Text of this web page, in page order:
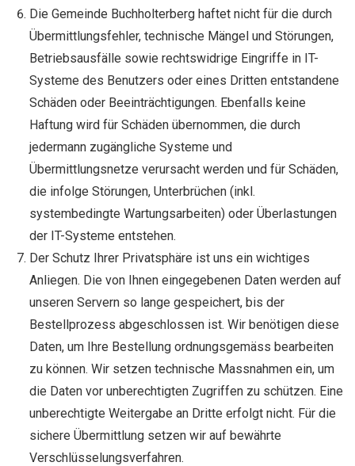
Die Gemeinde Buchholterberg haftet nicht für die durch
Übermittlungsfehler, technische Mängel und Störungen,
Betriebsausfälle sowie rechtswidrige Eingriffe in IT-
Systeme des Benutzers oder eines Dritten entstandene
Schäden oder Beeinträchtigungen. Ebenfalls keine
Haftung wird für Schäden übernommen, die durch
jedermann zugängliche Systeme und
Übermittlungsnetze verursacht werden und für Schäden,
die infolge Störungen, Unterbrüchen (inkl.
systembedingte Wartungsarbeiten) oder Überlastungen
der IT-Systeme entstehen.
Der Schutz Ihrer Privatsphäre ist uns ein wichtiges
Anliegen. Die von Ihnen eingegebenen Daten werden auf
unseren Servern so lange gespeichert, bis der
Bestellprozess abgeschlossen ist. Wir benötigen diese
Daten, um Ihre Bestellung ordnungsgemäss bearbeiten
zu können. Wir setzen technische Massnahmen ein, um
die Daten vor unberechtigten Zugriffen zu schützen. Eine
unberechtigte Weitergabe an Dritte erfolgt nicht. Für die
sichere Übermittlung setzen wir auf bewährte
Verschlüsselungsverfahren.